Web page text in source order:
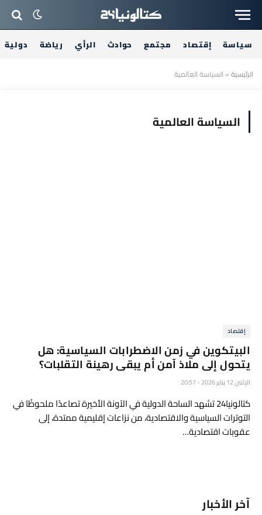
سياسة إقتصاد مجتمع حوادث الرأي رياضة دولية
الرئيسية»السياسة العالمية
السياسة العالمية
إقتصاد
البيتكوين في زمن الاضطرابات السياسية: هل
يتحول إلى ملاذ آمن أم يبقى رهينة التقلبات؟
الإثنين 12 يناير 2026 - 20:57
كتالونيا24 تشهد الساحة الدولية في الآونة الأخيرة تصاعدًا ملحوظًا في
التوترات السياسية والاقتصادية، من نزاعات إقليمية ممتدة، إلى
عقوبات اقتصادية…
آخر الأخبار